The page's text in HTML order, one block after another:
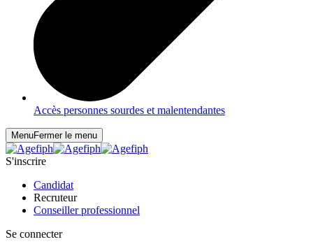
Accès personnes sourdes et malentendantes
MenuFermer le menu
S'inscrire
Candidat
Recruteur
Conseiller professionnel
Se connecter